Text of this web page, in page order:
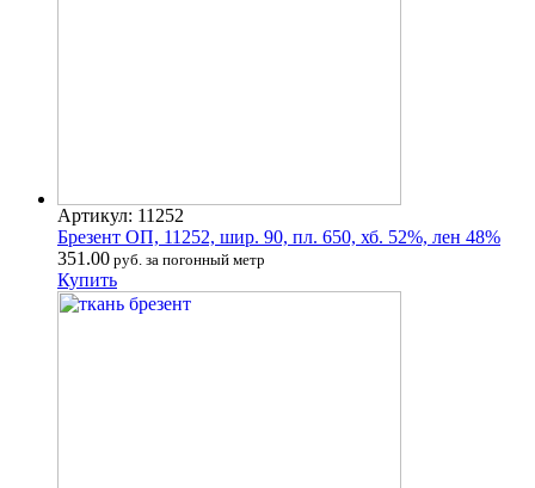
Артикул: 11252
Брезент ОП, 11252, шир. 90, пл. 650, хб. 52%, лен 48%
351.00 руб. за погонный метр
Купить